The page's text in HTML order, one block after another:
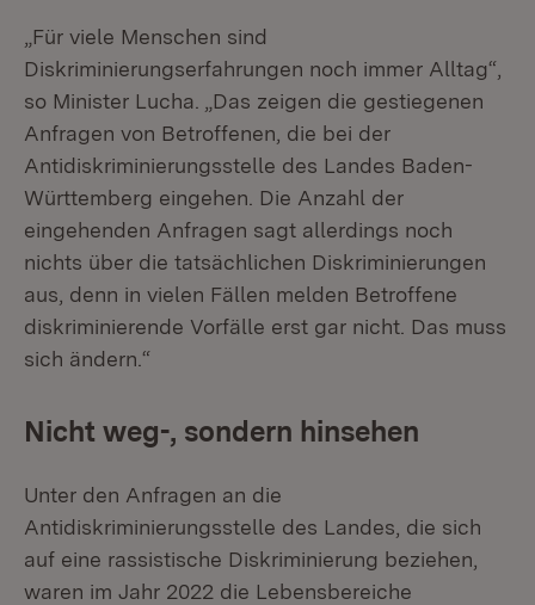
„Für viele Menschen sind
Diskriminierungserfahrungen noch immer Alltag“,
so Minister Lucha. „Das zeigen die gestiegenen
Anfragen von Betroffenen, die bei der
Antidiskriminierungsstelle des Landes Baden-
Württemberg eingehen. Die Anzahl der
eingehenden Anfragen sagt allerdings noch
nichts über die tatsächlichen Diskriminierungen
aus, denn in vielen Fällen melden Betroffene
diskriminierende Vorfälle erst gar nicht. Das muss
sich ändern.“
Nicht weg-, sondern hinsehen
Unter den Anfragen an die
Antidiskriminierungsstelle des Landes, die sich
auf eine rassistische Diskriminierung beziehen,
waren im Jahr 2022 die Lebensbereiche